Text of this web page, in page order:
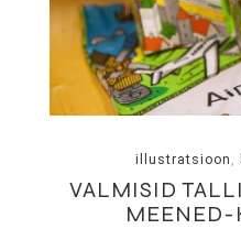
illustratsioon ,
VALMISID
MEENED-